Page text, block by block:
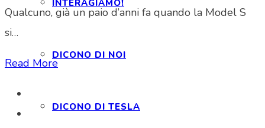
INTERAGIAMO!
DICONO DI NOI
DICONO DI TESLA
Qualcuno, già un paio d’anni fa quando la Model S
si…
Read More